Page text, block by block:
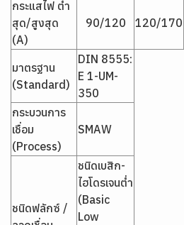
กระแสไฟ ต่ำ
สุด/สูงสุด
(A)
90/120 120/170
มาตรฐาน
(Standard)
DIN 8555:
E 1-UM-
350
กระบวนการ
เชื่อม
(Process)
SMAW
ชนิดฟลักซ์ /
ชนิดเบสิก-
ไฮโดรเจนต่ำ
(Basic
Low